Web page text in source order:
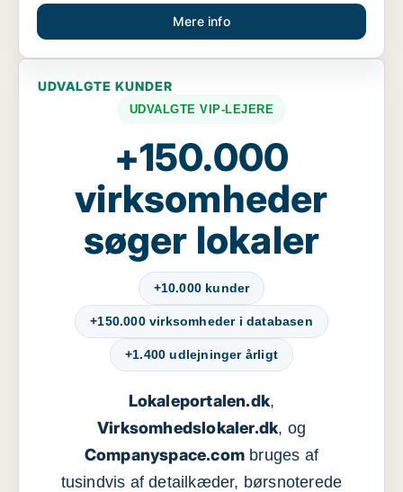
Mere info
UDVALGTE KUNDER
UDVALGTE VIP-LEJERE
+150.000
virksomheder
søger lokaler
+10.000 kunder
+150.000 virksomheder i databasen
+1.400 udlejninger årligt
Lokaleportalen.dk,
Virksomhedslokaler.dk, og
Companyspace.com bruges af
tusindvis af detailkæder, børsnoterede